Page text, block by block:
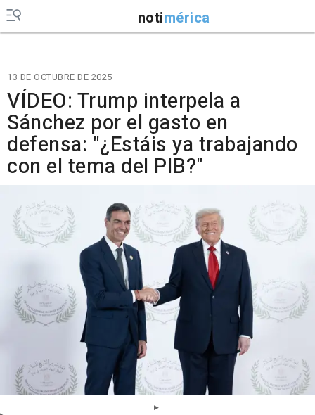
notimérica
13 DE OCTUBRE DE 2025
VÍDEO: Trump interpela a
Sánchez por el gasto en
defensa: "¿Estáis ya trabajando
con el tema del PIB?"